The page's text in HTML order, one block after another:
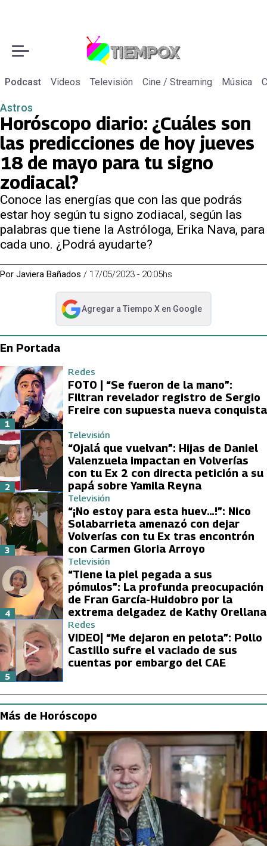
Podcast Videos Televisión Cine / Streaming Música
Astros
Horóscopo diario: ¿Cuáles son
las predicciones de hoy jueves
18 de mayo para tu signo
zodiacal?
Conoce las energías que con las que podrás
estar hoy según tu signo zodiacal, según las
palabras que tiene la Astróloga, Erika Nava, para
cada uno. ¿Podrá ayudarte?
Por Javiera Bañados / 17/05/2023 - 20:05hs
Agregar a Tiempo Xen Google
abre en nueva pestaña
En Portada
Redes
FOTO | “Se fueron de la mano”:
Filtran revelador registro de Sergio
Freire con supuesta nueva conquista
1
Televisión
“Ojalá que vuelvan”: Hijas de Daniel
Valenzuela impactan en Volverías
con tu Ex 2 con directa petición a su
papá sobre Yamila Reyna
2
Televisión
“¡No estoy para esta huev…!”: Nico
Solabarrieta amenazó con dejar
Volverías con tu Ex tras encontrón
con Carmen Gloria Arroyo
3
Televisión
“Tiene la piel pegada a sus
pómulos”: La profunda preocupación
de Fran García-Huidobro por la
extrema delgadez de Kathy Orellana
4
Redes
VIDEO| “Me dejaron en pelota”: Pollo
Castillo sufre el vaciado de sus
cuentas por embargo del CAE
5
Más de Horóscopo